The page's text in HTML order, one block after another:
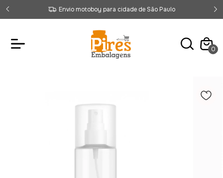
Envio motoboy para cidade de São Paulo
0